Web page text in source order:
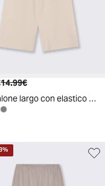
Prezzo attualePrezzo originale
14.99€
Pantalone largo con elastico in vita - Beige
%